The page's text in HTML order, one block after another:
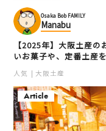
Osaka Bob FAMILY
Manabu
【2025年】大阪土産
いお菓子や、定番土産
人気 大阪土産
Article